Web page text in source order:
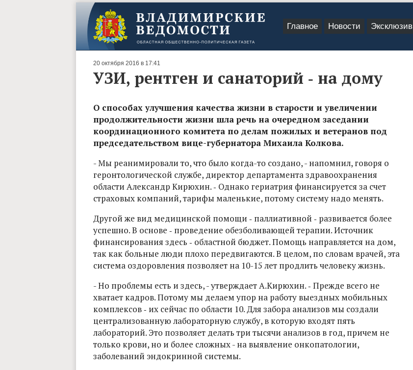
Главное Новости Эксклюзив
20 октября 2016 в 17:41
УЗИ, рентген и санаторий ‑ на дому
О способах улучшения качества жизни в старости и увеличении
продолжительности жизни шла речь на очередном заседании
координационного комитета по делам пожилых и ветеранов под
председательством вице-губернатора Михаила Колкова.
- Мы реанимировали то, что было когда-то создано, - напомнил, говоря о
геронтологической службе, директор департамента здравоохранения
области Александр Кирюхин. ‑ Однако гериатрия финансируется за счет
страховых компаний, тарифы маленькие, потому систему надо менять.
Другой же вид медицинской помощи ‑ паллиативной ‑ развивается более
успешно. В основе ‑ проведение обезболивающей терапии. Источник
финансирования здесь ‑ областной бюджет. Помощь направляется на дом,
так как больные люди плохо передвигаются. В целом, по словам врачей, эта
система оздоровления позволяет на 10-15 лет продлить человеку жизнь.
- Но проблемы есть и здесь, - утверждает А.Кирюхин. ‑ Прежде всего не
хватает кадров. Потому мы делаем упор на работу выездных мобильных
комплексов ‑ их сейчас по области 10. Для забора анализов мы создали
централизованную лабораторную службу, в которую входят пять
лабораторий. Это позволяет делать три тысячи анализов в год, причем не
только крови, но и более сложных - на выявление онкопатологии,
заболеваний эндокринной системы.